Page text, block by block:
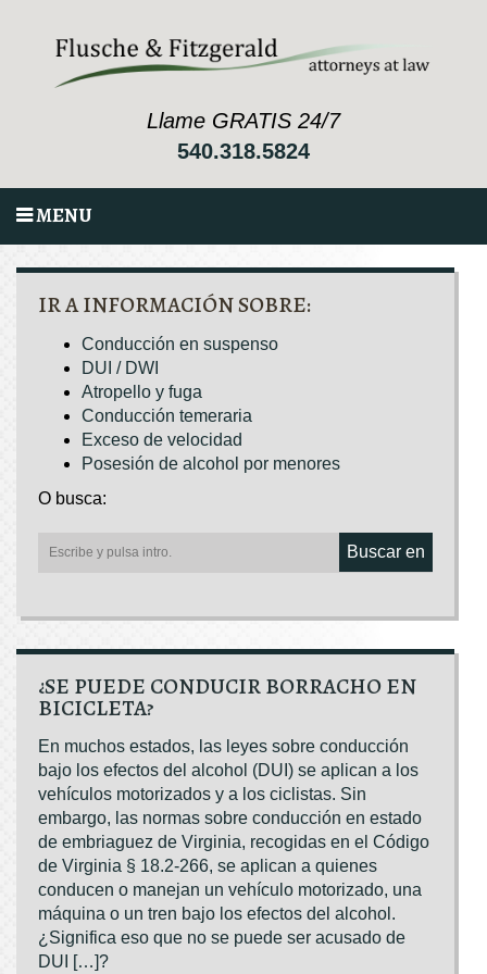
Llame GRATIS 24/7
540.318.5824
MENU
IR A INFORMACIÓN SOBRE:
Conducción en suspenso
DUI / DWI
Atropello y fuga
Conducción temeraria
Exceso de velocidad
Posesión de alcohol por menores
O busca:
Buscar en
¿SE PUEDE CONDUCIR BORRACHO EN
BICICLETA?
En muchos estados, las leyes sobre conducción
bajo los efectos del alcohol (DUI) se aplican a los
vehículos motorizados y a los ciclistas. Sin
embargo, las normas sobre conducción en estado
de embriaguez de Virginia, recogidas en el Código
de Virginia § 18.2-266, se aplican a quienes
conducen o manejan un vehículo motorizado, una
máquina o un tren bajo los efectos del alcohol.
¿Significa eso que no se puede ser acusado de
DUI […]?